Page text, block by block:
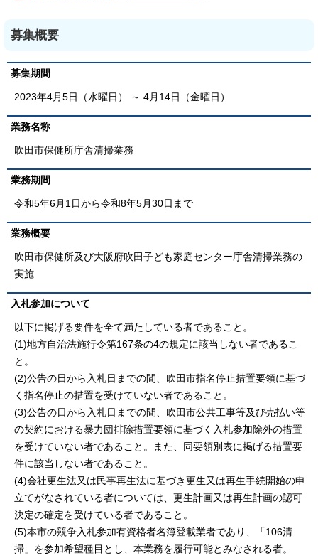
募集概要
募集期間
2023年4月5日（水曜日） ～ 4月14日（金曜日）
業務名称
吹田市保健所庁舎清掃業務
業務期間
令和5年6月1日から令和8年5月30日まで
業務概要
吹田市保健所及び大阪府吹田子ども家庭センター庁舎清掃業務の
実施
入札参加について
以下に掲げる要件を全て満たしている者であること。
(1)地方自治法施行令第167条の4の規定に該当しない者であるこ
と。
(2)公告の日から入札日までの間、吹田市指名停止措置要領に基づ
く指名停止の措置を受けていない者であること。
(3)公告の日から入札日までの間、吹田市公共工事等及び売払い等
の契約における暴力団排除措置要領に基づく入札参加除外の措置
を受けていない者であること。また、同要領別表に掲げる措置要
件に該当しない者であること。
(4)会社更生法又は民事再生法に基づき更生又は再生手続開始の申
立てがなされている者については、更生計画又は再生計画の認可
決定の確定を受けている者であること。
(5)本市の競争入札参加有資格者名簿登載業者であり、「106清
掃」を参加希望種目とし、本業務を履行可能とみなされる者。